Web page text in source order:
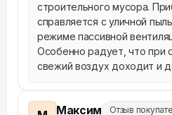
строительного мусора.
справляется с уличной
режиме пассивной
Особенно радует, что при
свежий воздух доходит и
Максим Отзыв